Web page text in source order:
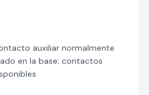
auxiliar normalmente
en la base; contactos